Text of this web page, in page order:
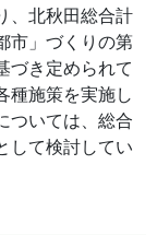
、北秋田総合計
市」づくりの第
づき定められて
種施策を実施し
ついては、総合
して検討してい